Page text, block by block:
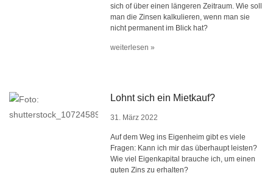
sich of über einen längeren Zeitraum. Wie soll
man die Zinsen kalkulieren, wenn man sie
nicht permanent im Blick hat?
weiterlesen »
Lohnt sich ein Mietkauf?
31. März 2022
Auf dem Weg ins Eigenheim gibt es viele
Fragen: Kann ich mir das überhaupt leisten?
Wie viel Eigenkapital brauche ich, um einen
guten Zins zu erhalten?